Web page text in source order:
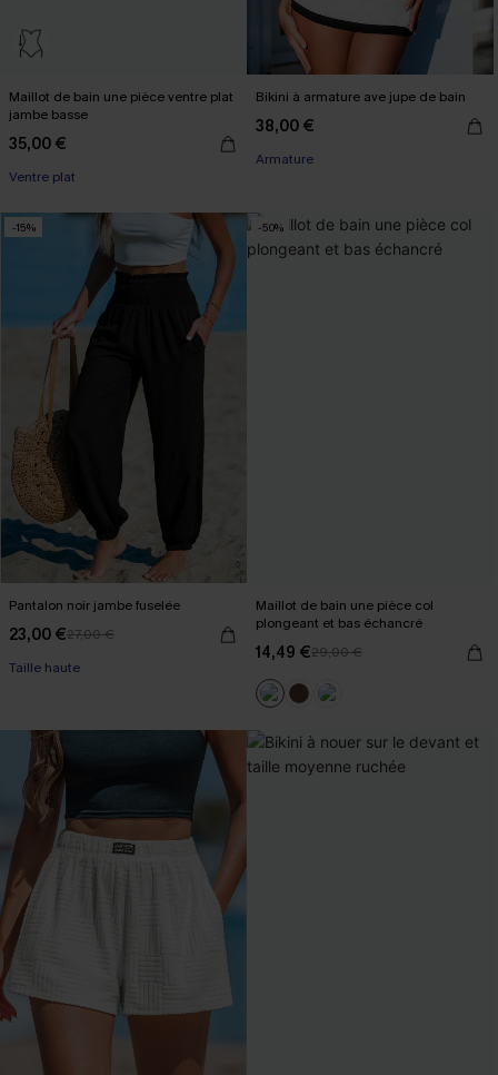
Maillot de bain une pièce ventre plat
jambe basse
35,00 €
Ventre plat
Bikini à armature ave jupe de bain
38,00 €
Armature
-15%
Pantalon noir jambe fuselée
23,00 €27,00 €
Taille haute
-50%
Maillot de bain une pièce col
plongeant et bas échancré
14,49 €29,00 €